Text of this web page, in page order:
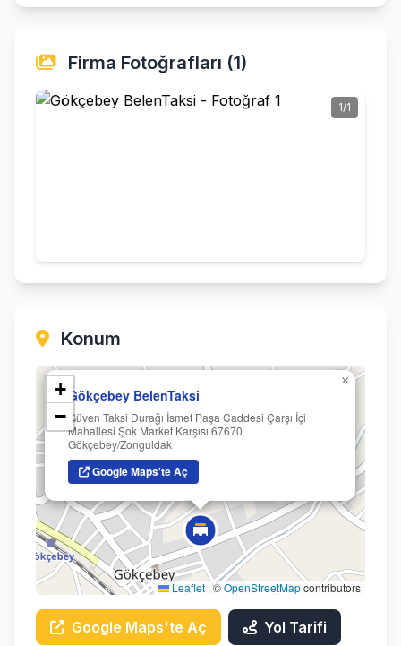
Firma Fotoğrafları (1)
1/1
Konum
Gökçebey BelenTaksi
Güven Taksi Durağı İsmet Paşa Caddesi Çarşı İçi
Mahallesi Şok Market Karşısı 67670
Gökçebey/Zonguldak
Google Maps'te Aç
×
+
−
Leaflet |©OpenStreetMapcontributors
Google Maps'te Aç Yol Tarifi